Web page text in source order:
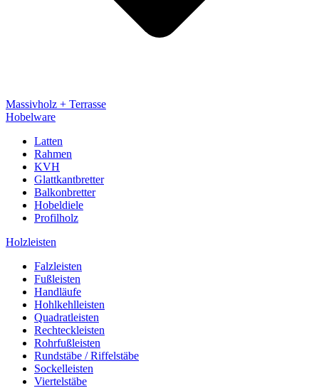
Massivholz + Terrasse
Hobelware
Latten
Rahmen
KVH
Glattkantbretter
Balkonbretter
Hobeldiele
Profilholz
Holzleisten
Falzleisten
Fußleisten
Handläufe
Hohlkehlleisten
Quadratleisten
Rechteckleisten
Rohrfußleisten
Rundstäbe / Riffelstäbe
Sockelleisten
Viertelstäbe